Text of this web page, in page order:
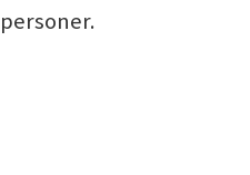
personer.